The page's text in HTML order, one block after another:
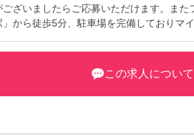
ざいましたらご応募いただけます。ま
から徒歩5分、駐車場を完備しておりマ
この求人につい